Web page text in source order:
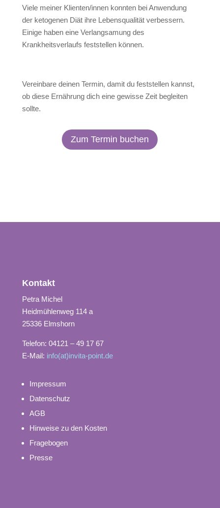
Viele meiner Klienten/innen konnten bei Anwendung
der ketogenen Diät ihre Lebensqualität verbessern.
Einige haben eine Verlangsamung des
Krankheitsverlaufs feststellen können.
Vereinbare deinen Termin, damit du feststellen kannst,
ob diese Ernährung dich eine gewisse Zeit begleiten
sollte.
Zum Termin buchen
Kontakt
Petra Michel
Heidmühlenweg 114 a
25336 Elmshorn
Telefon: 04121 – 49 17 67
E-Mail: info(at)invita-point.de
Impressum
Datenschutz
AGB
Hinweise zu den Kosten
Fragebogen
Presse